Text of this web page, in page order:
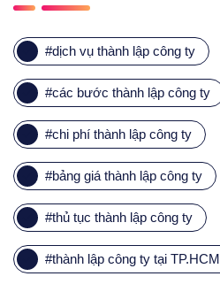
#dịch vụ thành lập công ty
#các bước thành lập công ty
#chi phí thành lập công ty
#bảng giá thành lập công ty
#thủ tục thành lập công ty
#thành lập công ty tại TP.HCM